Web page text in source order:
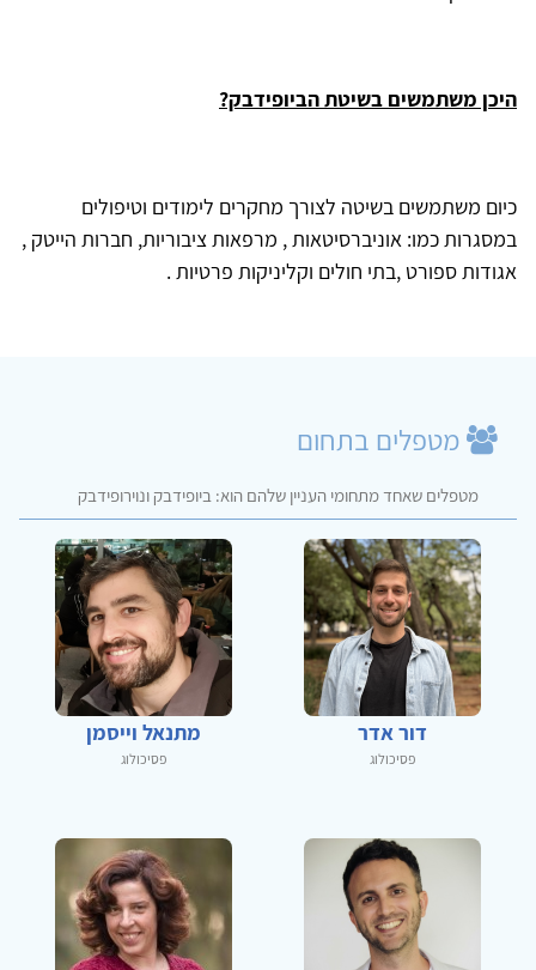
היכן משתמשים בשיטת הביופידבק?
כיום משתמשים בשיטה לצורך מחקרים לימודים וטיפולים
במסגרות כמו: אוניברסיטאות , מרפאות ציבוריות, חברות הייטק ,
אגודות ספורט ,בתי חולים וקליניקות פרטיות .
מטפלים בתחום
מטפלים שאחד מתחומי העניין שלהם הוא: ביופידבק ונוירופידבק
דור אדר
פסיכולוג
מתנאל וייסמן
פסיכולוג